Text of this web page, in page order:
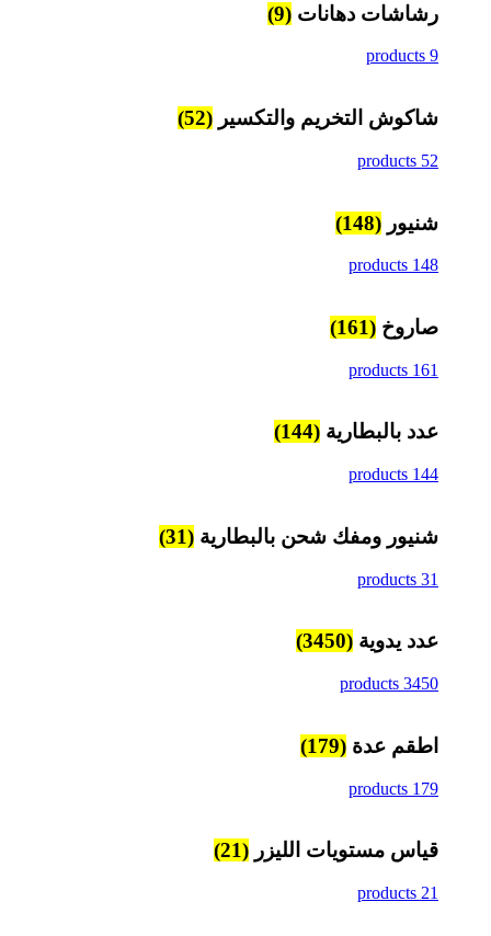
رشاشات دهانات (9)
9 products
شاكوش التخريم والتكسير (52)
52 products
شنيور (148)
148 products
صاروخ (161)
161 products
عدد بالبطارية (144)
144 products
شنيور ومفك شحن بالبطارية (31)
31 products
عدد يدوية (3450)
3450 products
اطقم عدة (179)
179 products
قياس مستويات الليزر (21)
21 products